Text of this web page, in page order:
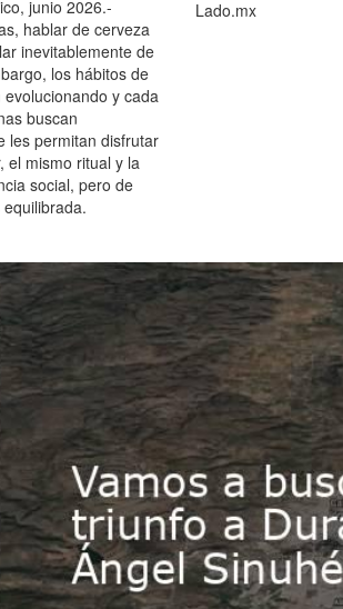
junio 2026.-
hablar de cerveza
inevitablemente de
los hábitos de
y cada
buscan
les permitan disfrutar
el mismo ritual y la
social, pero de
Lado.mx